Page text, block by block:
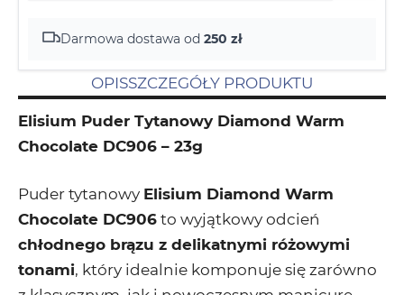
Darmowa dostawa od 250 zł
OPISSZCZEGÓŁY PRODUKTU
Elisium Puder Tytanowy Diamond Warm
Chocolate DC906 – 23g
Puder tytanowy Elisium Diamond Warm
Chocolate DC906 to wyjątkowy odcień
chłodnego brązu z delikatnymi różowymi
tonami, który idealnie komponuje się zarówno